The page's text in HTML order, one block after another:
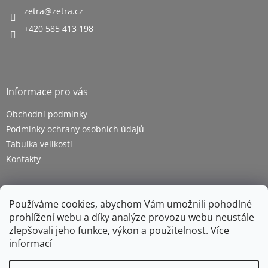
Používáme cookies, abychom Vám umožnili pohodlné
prohlížení webu a díky analýze provozu webu neustále
zlepšovali jeho funkce, výkon a použitelnost. Více
informací
zetra@zetra.cz
+420 585 413 198
Informace pro vás
Obchodní podmínky
Podmínky ochrany osobních údajů
Tabulka velikostí
Kontakty